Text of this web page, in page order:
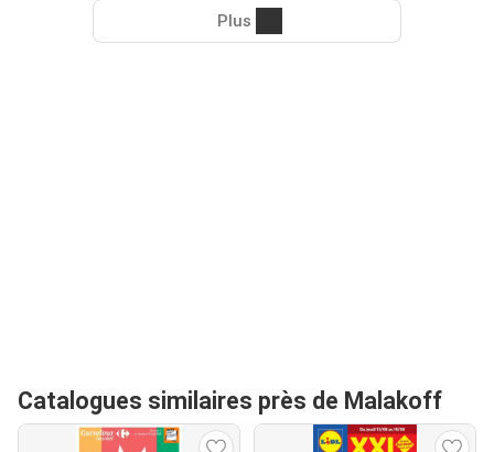
Plus
Catalogues similaires près de Malakoff